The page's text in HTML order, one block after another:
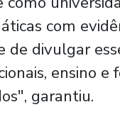
com
de divulgar
ensino e
garantiu.